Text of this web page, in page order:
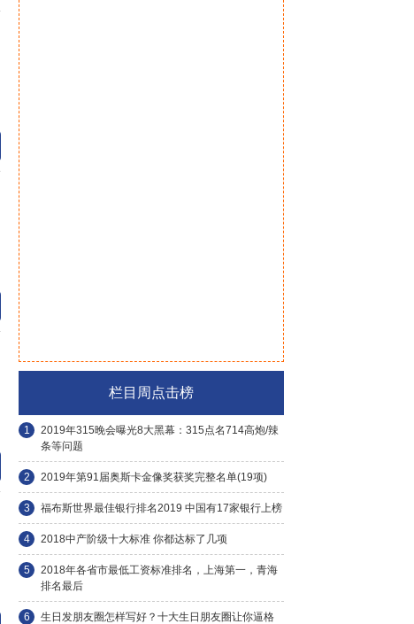
栏目周点击榜
1
2019年315晚会曝光8大黑幕：315点名714高炮/辣
条等问题
2 2019年第91届奥斯卡金像奖获奖完整名单(19项)
3 福布斯世界最佳银行排名2019 中国有17家银行上榜
4 2018中产阶级十大标准 你都达标了几项
5
2018年各省市最低工资标准排名，上海第一，青海
排名最后
6
生日发朋友圈怎样写好？十大生日朋友圈让你逼格